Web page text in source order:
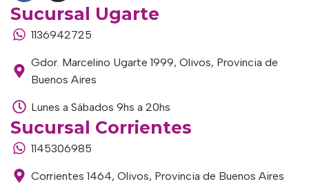
Sucursal Ugarte
1136942725
Gdor. Marcelino Ugarte 1999, Olivos, Provincia de
Buenos Aires
Lunes a Sábados 9hs a 20hs
Sucursal Corrientes
1145306985
Corrientes 1464, Olivos, Provincia de Buenos Aires